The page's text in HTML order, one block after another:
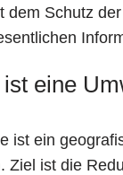
dem Schutz
eine
ist ein
Ziel ist die